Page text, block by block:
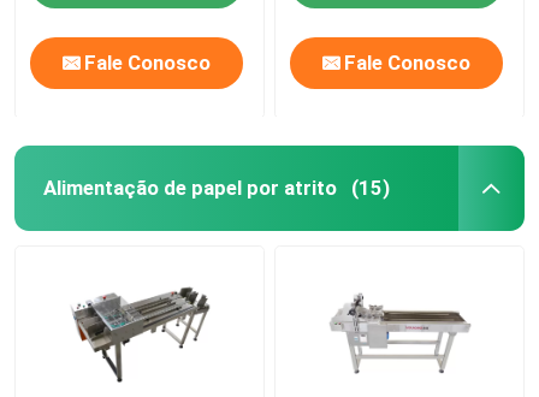
Fale Conosco Fale Conosco
Alimentação de papel por atrito (15)